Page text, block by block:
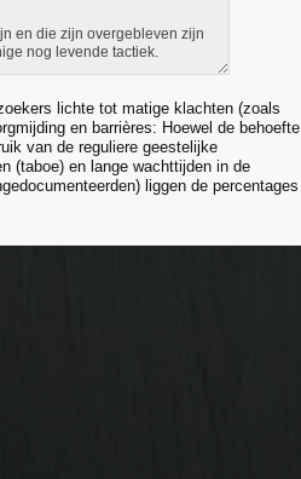
en die zijn overgebleven zijn
nog levende tactiek.
lichte tot matige klachten (zoals
en barrières: Hoewel de behoefte
van de reguliere geestelijke
(taboe) en lange wachttijden in de
liggen de percentages